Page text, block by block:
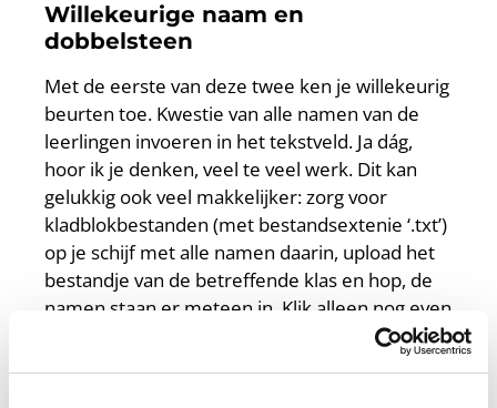
Willekeurige naam en
dobbelsteen
Met de eerste van deze twee ken je willekeurig
beurten toe. Kwestie van alle namen van de
leerlingen invoeren in het tekstveld. Ja dág,
hoor ik je denken, veel te veel werk. Dit kan
gelukkig ook veel makkelijker: zorg voor
kladblokbestanden (met bestandsextenie ‘.txt’)
op je schijf met alle namen daarin, upload het
bestandje van de betreffende klas en hop, de
namen staan er meteen in. Klik alleen nog even
op ‘Choose’ om telkens een nieuwe naam te